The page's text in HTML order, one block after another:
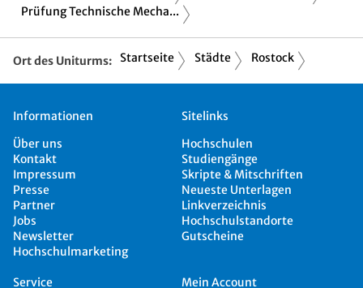
Prüfung Technische Mecha...
Ort des Uniturms: Startseite Städte Rostock
Informationen
Über uns
Kontakt
Impressum
Presse
Partner
Jobs
Newsletter
Hochschulmarketing
Sitelinks
Hochschulen
Studiengänge
Skripte & Mitschriften
Neueste Unterlagen
Linkverzeichnis
Hochschulstandorte
Gutscheine
Service Mein Account